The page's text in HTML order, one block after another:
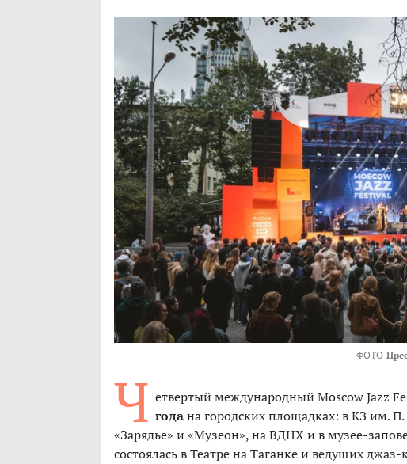
ФОТО
Ч етвертый международный Moscow Jazz
годана городских площадках: в КЗ им.
«Зарядье» и «Музеон», на ВДНХ и в музее-
состоялась в Театре на Таганке и ведущих